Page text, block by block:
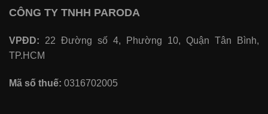
CÔNG TY TNHH PARODA
VPĐD: 22 Đường số 4, Phường 10, Quận Tân Bình,
TP.HCM
Mã số thuế: 0316702005